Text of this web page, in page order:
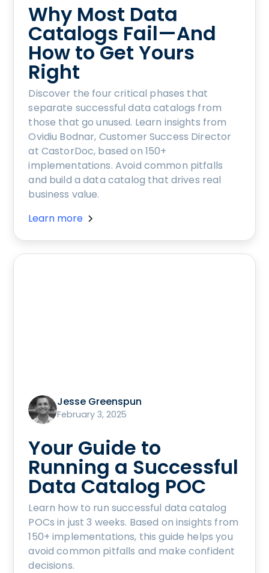
Why Most Data
Catalogs Fail—And
How to Get Yours
Right
Discover the four critical phases that
separate successful data catalogs from
those that go unused. Learn insights from
Ovidiu Bodnar, Customer Success Director
at CastorDoc, based on 150+
implementations. Avoid common pitfalls
and build a data catalog that drives real
business value.
Learn more
Jesse Greenspun
February 3, 2025
Your Guide to
Running a Successful
Data Catalog POC
Learn how to run successful data catalog
POCs in just 3 weeks. Based on insights from
150+ implementations, this guide helps you
avoid common pitfalls and make confident
decisions.